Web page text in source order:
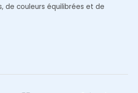
de couleurs équilibrées et de